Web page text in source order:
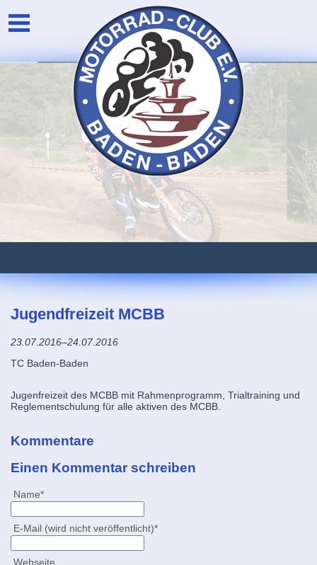
Jugendfreizeit MCBB
23.07.2016–24.07.2016
TC Baden-Baden
Jugenfreizeit des MCBB mit Rahmenprogramm, Trialtraining und
Reglementschulung für alle aktiven des MCBB.
Kommentare
Einen Kommentar schreiben
Pflichtfeld
Name*
Pflichtfeld
E-Mail (wird nicht veröffentlicht)*
Webseite
Unser Verein
Die Vorstandschaft
Eventarchiv